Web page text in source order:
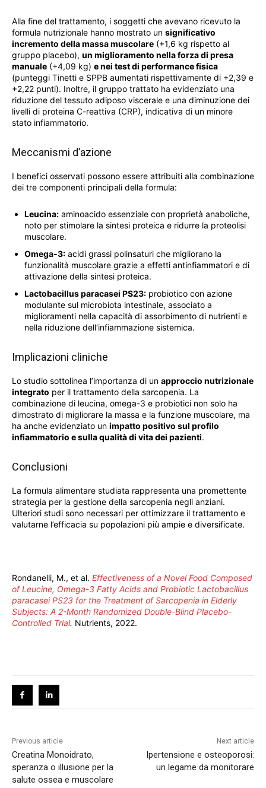
Alla fine del trattamento, i soggetti che avevano ricevuto la
formula nutrizionale hanno mostrato un significativo
incremento della massa muscolare (+1,6 kg rispetto al
gruppo placebo), un miglioramento nella forza di presa
manuale (+4,09 kg) e nei test di performance fisica
(punteggi Tinetti e SPPB aumentati rispettivamente di +2,39 e
+2,22 punti). Inoltre, il gruppo trattato ha evidenziato una
riduzione del tessuto adiposo viscerale e una diminuzione dei
livelli di proteina C-reattiva (CRP), indicativa di un minore
stato infiammatorio.
Meccanismi d’azione
I benefici osservati possono essere attribuiti alla combinazione
dei tre componenti principali della formula:
Leucina: aminoacido essenziale con proprietà anaboliche,
noto per stimolare la sintesi proteica e ridurre la proteolisi
muscolare.
Omega-3: acidi grassi polinsaturi che migliorano la
funzionalità muscolare grazie a effetti antinfiammatori e di
attivazione della sintesi proteica.
Lactobacillus paracasei PS23: probiotico con azione
modulante sul microbiota intestinale, associato a
miglioramenti nella capacità di assorbimento di nutrienti e
nella riduzione dell’infiammazione sistemica.
Implicazioni cliniche
Lo studio sottolinea l’importanza di un approccio nutrizionale
integrato per il trattamento della sarcopenia. La
combinazione di leucina, omega-3 e probiotici non solo ha
dimostrato di migliorare la massa e la funzione muscolare, ma
ha anche evidenziato un impatto positivo sul profilo
infiammatorio e sulla qualità di vita dei pazienti.
Conclusioni
La formula alimentare studiata rappresenta una promettente
strategia per la gestione della sarcopenia negli anziani.
Ulteriori studi sono necessari per ottimizzare il trattamento e
valutarne l’efficacia su popolazioni più ampie e diversificate.
Rondanelli, M., et al. Effectiveness of a Novel Food Composed
of Leucine, Omega-3 Fatty Acids and Probiotic Lactobacillus
paracasei PS23 for the Treatment of Sarcopenia in Elderly
Subjects: A 2-Month Randomized Double-Blind Placebo-
Controlled Trial. Nutrients, 2022.
Previous article
Creatina Monoidrato,
speranza o illusione per la
salute ossea e muscolare
Next article
Ipertensione e osteoporosi:
un legame da monitorare